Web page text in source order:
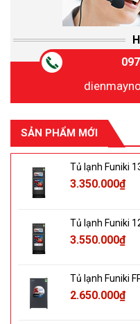
SẢN PHẨM MỚI
Tủ lạnh Funiki
3.350.000₫
Tủ lạnh Funiki
3.550.000₫
Tủ lạnh Funiki
2.650.000₫